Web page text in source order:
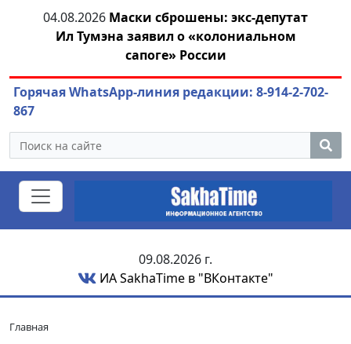
04.08.2026 Маски сброшены: экс-депутат
Ил Тумэна заявил о «колониальном
сапоге» России
Горячая WhatsApp-линия редакции: 8-914-2-702-
867
09.08.2026 г.
ИА SakhaTime в "ВКонтакте"
Главная